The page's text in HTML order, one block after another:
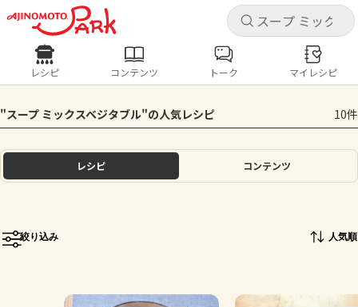
キャ
ログインするとレシピを保存できます
ログイン
ホーム
キャ
レシピ コンテンツ
人気の食材・レシピ
きゅうり なす トマト とうもろこし
ピーマン
レシピ コンテンツ トーク マイレシピ
"スープ ミックスベジタブル"の人気レシピ 10件
レシピ コンテンツ
絞り込み 人気順